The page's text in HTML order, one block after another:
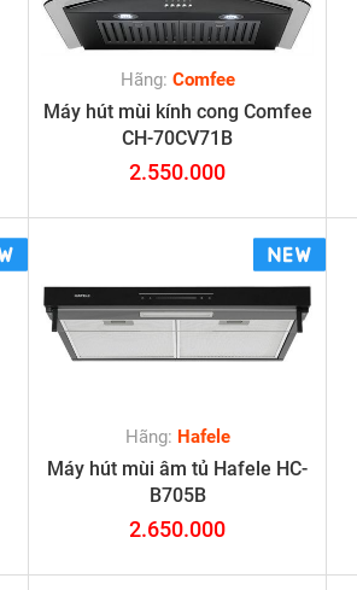
Hãng: Comfee
Máy hút mùi kính cong Comfee
CH-70CV71B
2.550.000
Hãng: Hafele
Máy hút mùi âm tủ Hafele HC-
B705B
2.650.000